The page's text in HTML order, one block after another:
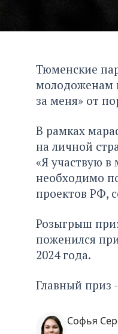
Тюменские
молодоженам
за меня» от
В рамках
на личной
«Я участвую в
необходимо
проектов РФ,
Розыгрыш
поженился
2024 года.
Главный приз
Софья